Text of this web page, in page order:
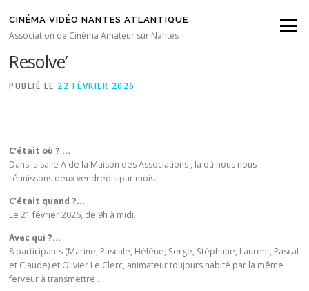
CINÉMA VIDÉO NANTES ATLANTIQUE
Association de Cinéma Amateur sur Nantes
Menu
Atelier Technique ‘Logiciel Da Vinci
Resolve’
PUBLIÉ LE 22 FÉVRIER 2026
C’était où ? …
Dans la salle A de la Maison des Associations , là où nous nous
réunissons deux vendredis par mois.
C’était quand ?…
Le 21 février 2026, de 9h à midi.
Avec qui ?…
8 participants (Marine, Pascale, Hélène, Serge, Stéphane, Laurent, Pascal
et Claude) et Olivier Le Clerc, animateur toujours habité par la même
ferveur à transmettre .